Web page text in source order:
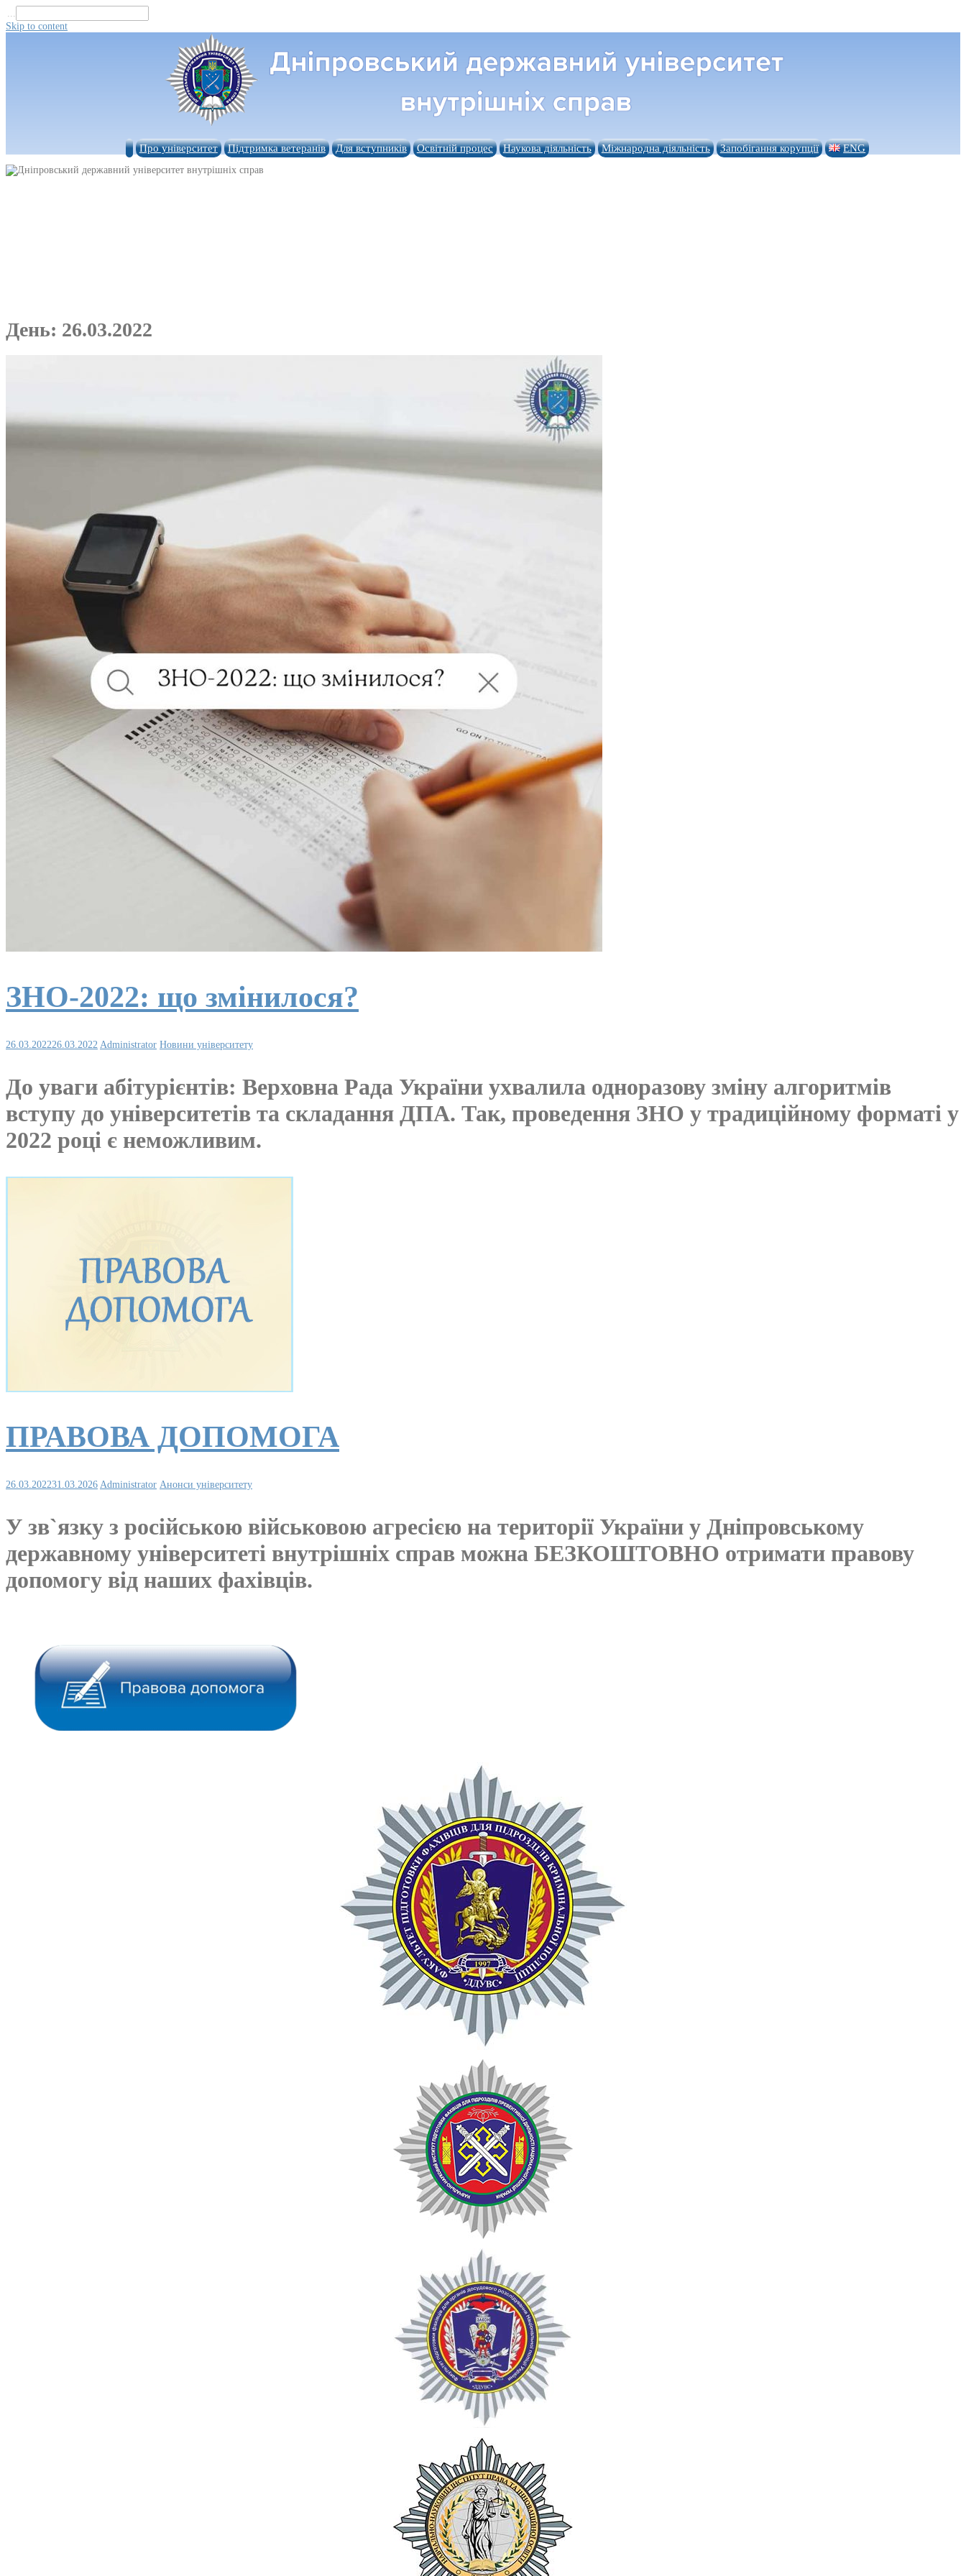
...
Skip to content
Про університет Підтримка ветеранів Для вступників Освітній процес Наукова діяльність Міжнародна діяльність Запобігання корупції ENG
День: 26.03.2022
ЗНО-2022: що змінилося?
26.03.202226.03.2022 Administrator Новини університету
До уваги абітурієнтів: Верховна Рада України ухвалила одноразову зміну алгоритмів
вступу до університетів та складання ДПА. Так, проведення ЗНО у традиційному форматі у
2022 році є неможливим.
ПРАВОВА ДОПОМОГА
26.03.202231.03.2026 Administrator Анонси університету
У зв`язку з російською військовою агресією на території України у Дніпровському
державному університеті внутрішніх справ можна БЕЗКОШТОВНО отримати правову
допомогу від наших фахівців.